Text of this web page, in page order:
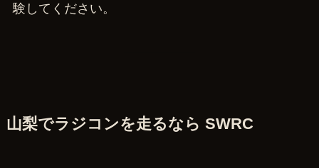
験してください。
山梨でラジコンを走るなら SWRC